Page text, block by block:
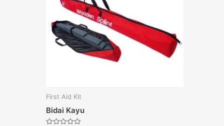
First Aid Kit
Bidai Kayu